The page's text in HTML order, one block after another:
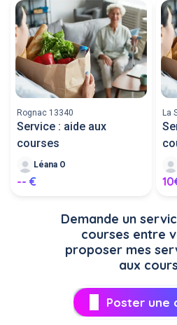
Rognac 13340
Service : aide aux
courses
Léana O
-- €
La
Demande un
courses entre
proposer mes
aux
Poster une